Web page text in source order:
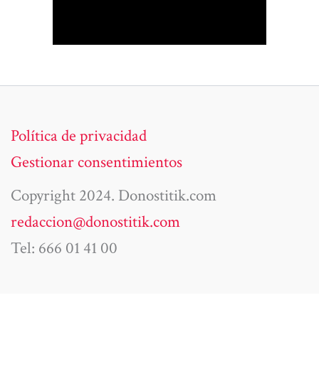
Política de privacidad
Gestionar consentimientos
Copyright 2024. Donostitik.com
redaccion@donostitik.com
Tel: 666 01 41 00